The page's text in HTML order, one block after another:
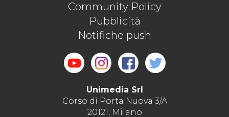
Community Policy
Pubblicità
Notifiche push
Unimedia Srl
Corso di Porta Nuova 3/A
20121, Milano